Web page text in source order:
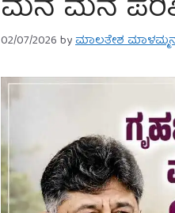
ಮನೆ ಮನೆ
02/07/2026byಮಾಲತೇಶ